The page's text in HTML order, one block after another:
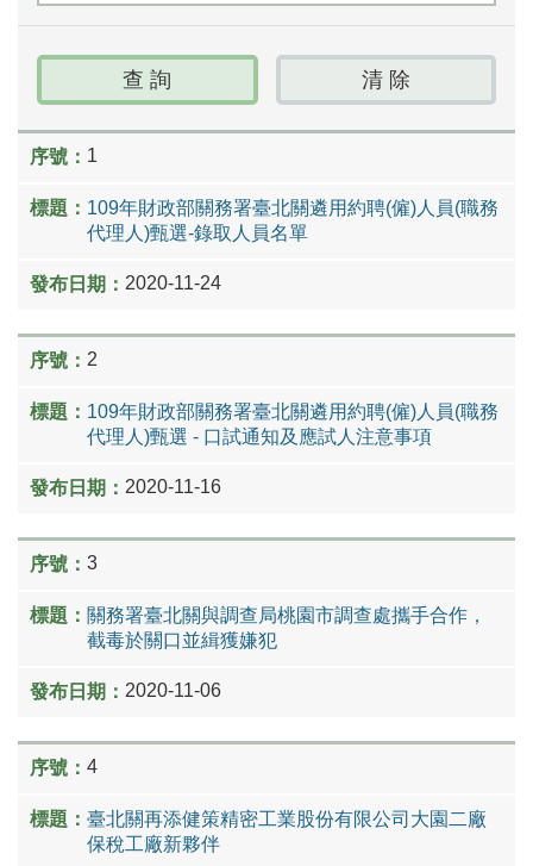
1
109年財政部關務署臺北關遴用約聘(僱)人員(職務
代理人)甄選-錄取人員名單
2020-11-24
2
109年財政部關務署臺北關遴用約聘(僱)人員(職務
代理人)甄選 - 口試通知及應試人注意事項
2020-11-16
3
關務署臺北關與調查局桃園市調查處攜手合作，
截毒於關口並緝獲嫌犯
2020-11-06
4
臺北關再添健策精密工業股份有限公司大園二廠
保稅工廠新夥伴